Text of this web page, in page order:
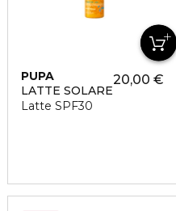
PUPA
LATTE SOLARE
Latte SPF30
20,00 €